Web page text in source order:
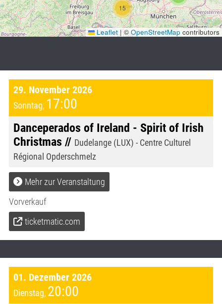
15
Leaflet | ©OpenStreetMap contributors
29. November 2026
Sonntag, 17:00
Danceperados of Ireland - Spirit of Irish
Christmas // Dudelange (LUX) - Centre Culturel
Régional Opderschmelz
Mehr zur Veranstaltung
Vorverkauf
ticketmatic.com
01. Dezember 2026
Dienstag, 20:00